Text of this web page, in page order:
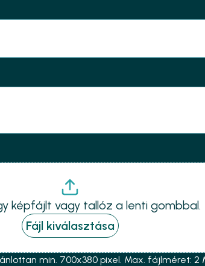
képfájlt vagy tallóz a lenti gombbal.
Fájl kiválasztása
min. 700x380 pixel. Max. fájlméret: 2